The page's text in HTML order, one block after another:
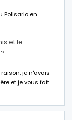
Polisario en
et le
je n'avais
et je vous fait…